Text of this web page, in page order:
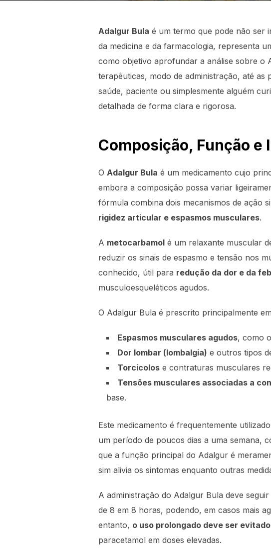
Adalgur Bula é um termo que pode não ser
da medicina e da farmacologia, representa
como objetivo aprofundar a análise sobre o
terapêuticas, modo de administração, até
saúde, paciente ou simplesmente alguém
detalhada de forma clara e rigorosa.
Composição, Função
O Adalgur Bula é um medicamento cujo
embora a composição possa variar
fórmula combina dois mecanismos de ação
rigidez articular e espasmos musculares.
A metocarbamol é um relaxante muscular
reduzir os sinais de espasmo e tensão nos
conhecido, útil para redução da dor e da
musculoesqueléticos agudos.
O Adalgur Bula é prescrito principalmente
Espasmos musculares agudos, como
Dor lombar (lombalgia) e outros tipos
Torcicolos e contraturas musculares
Tensões musculares associadas a
base.
Este medicamento é frequentemente
um período de poucos dias a uma semana,
que a função principal do Adalgur é
sim alivia os sintomas enquanto outras
A administração do Adalgur Bula deve
de 8 em 8 horas, podendo, em casos mais
entanto, o uso prolongado deve ser evitado
paracetamol em doses elevadas.